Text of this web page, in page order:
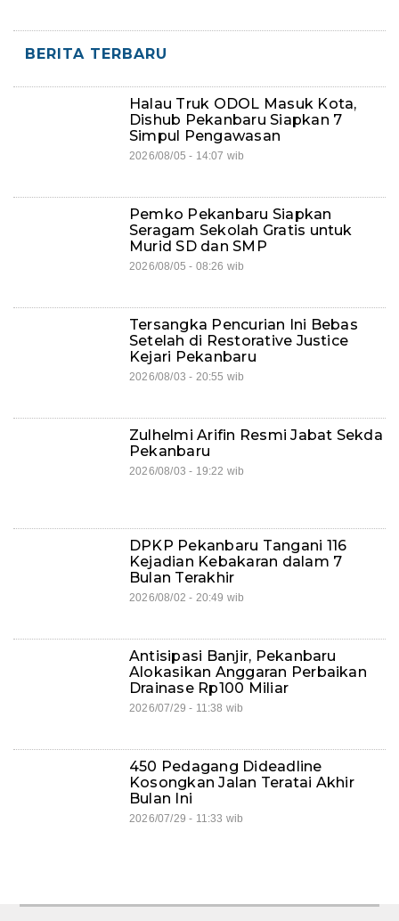
BERITA TERBARU
Halau Truk ODOL Masuk Kota,
Dishub Pekanbaru Siapkan 7
Simpul Pengawasan
2026/08/05 - 14:07 wib
Pemko Pekanbaru Siapkan
Seragam Sekolah Gratis untuk
Murid SD dan SMP
2026/08/05 - 08:26 wib
Tersangka Pencurian Ini Bebas
Setelah di Restorative Justice
Kejari Pekanbaru
2026/08/03 - 20:55 wib
Zulhelmi Arifin Resmi Jabat Sekda
Pekanbaru
2026/08/03 - 19:22 wib
DPKP Pekanbaru Tangani 116
Kejadian Kebakaran dalam 7
Bulan Terakhir
2026/08/02 - 20:49 wib
Antisipasi Banjir, Pekanbaru
Alokasikan Anggaran Perbaikan
Drainase Rp100 Miliar
2026/07/29 - 11:38 wib
450 Pedagang Dideadline
Kosongkan Jalan Teratai Akhir
Bulan Ini
2026/07/29 - 11:33 wib